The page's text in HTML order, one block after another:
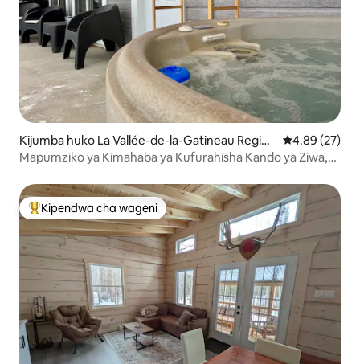
Kijumba huko La Vallée-de-la-Gatineau Region
al County Municipality
Ukadiriaji wa
4.89 (27)
Mapumziko ya Kimahaba ya Kufurahisha Kando ya Ziwa,
Kipendwa maarufu cha wageni
Kipendwa cha wageni